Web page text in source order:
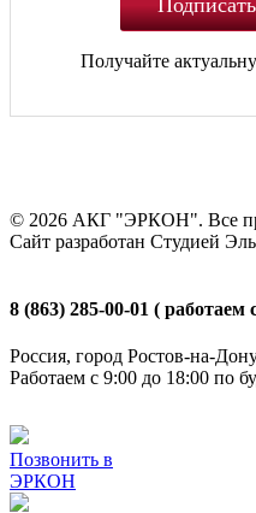
Получайте
© 2026 АКГ "ЭРКОН". Все
Сайт разработан Студией
8 (863) 285-00-01 ( работаем
Россия, город Ростов-на-
Работаем с 9:00 до 18:00 по
Позвонить в
ЭРКОН